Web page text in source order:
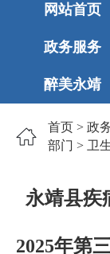
网站首页
政务服务
醉美永靖
首页 > 政
部门 > 卫
永靖县疾
2025年第